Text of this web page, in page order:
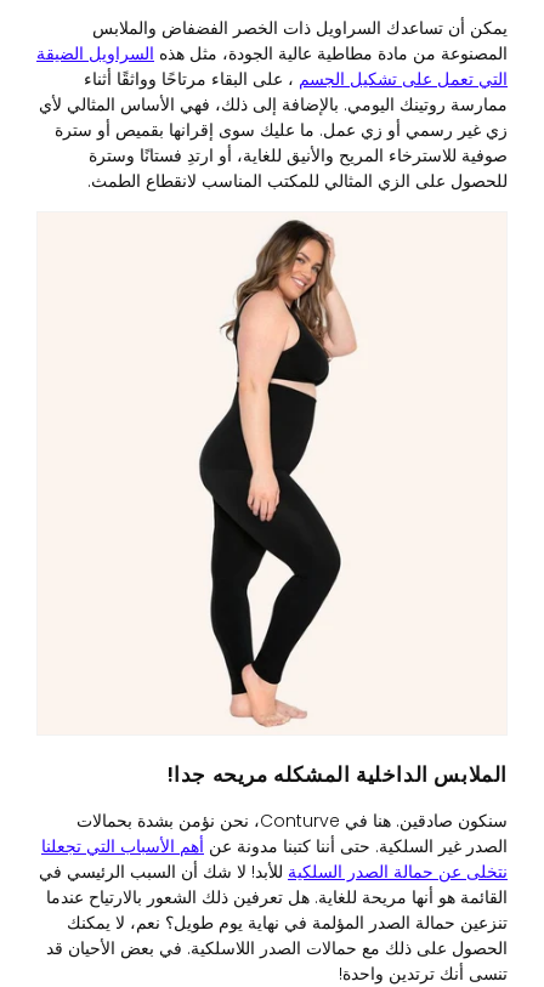
يمكن أن تساعدك السراويل ذات الخصر الفضفاض والملابس
المصنوعة من مادة مطاطية عالية الجودة، مثل هذهالسراويل الضيقة
التي تعمل على تشكيل الجسم، على البقاء مرتاحًا وواثقًا أثناء
ممارسة روتينك اليومي. بالإضافة إلى ذلك، فهي الأساس المثالي لأي
زي غير رسمي أو زي عمل. ما عليك سوى إقرانها بقميص أو سترة
صوفية للاسترخاء المريح والأنيق للغاية، أو ارتدِ فستانًا وسترة
للحصول على الزي المثالي للمكتب المناسب لانقطاع الطمث.
الملابس الداخلية المشكله مريحه جدا!
سنكون صادقين. هنا في Conturve، نحن نؤمن بشدة بحمالات
الصدر غير السلكية. حتى أننا كتبنا مدونة عنأهم الأسباب التي تجعلنا
نتخلى عن حمالة الصدر السلكيةللأبد! لا شك أن السبب الرئيسي في
القائمة هو أنها مريحة للغاية. هل تعرفين ذلك الشعور بالارتياح عندما
تنزعين حمالة الصدر المؤلمة في نهاية يوم طويل؟ نعم، لا يمكنك
الحصول على ذلك مع حمالات الصدر اللاسلكية. في بعض الأحيان قد
تنسى أنك ترتدين واحدة!